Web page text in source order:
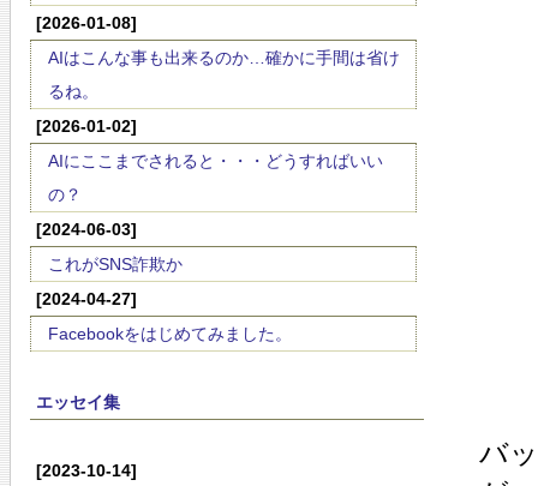
[2026-01-08]
AIはこんな事も出来るのか…確かに手間は省け
るね。
[2026-01-02]
AIにここまでされると・・・どうすればいい
の？
[2024-06-03]
これがSNS詐欺か
[2024-04-27]
Facebookをはじめてみました。
エッセイ集
[2023-10-14]
バ